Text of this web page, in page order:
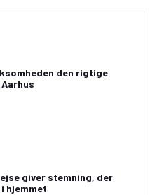
den rigtige
giver stemning, der
hjemmet